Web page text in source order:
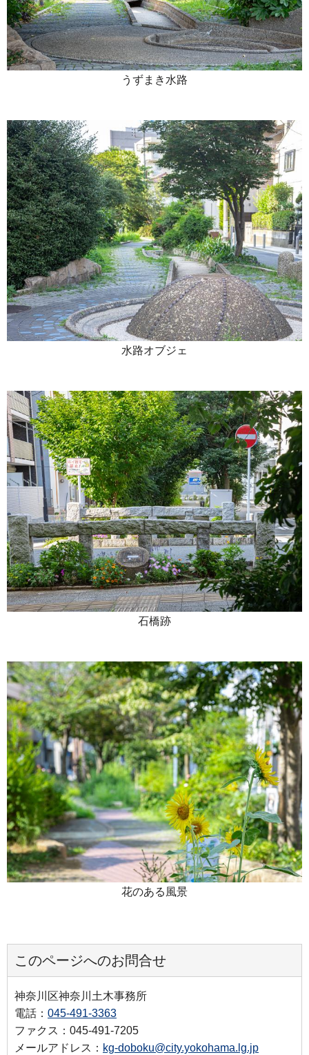
うずまき水路
水路オブジェ
石橋跡
花のある風景
このページへのお問合せ
神奈川区神奈川土木事務所
電話： 045-491-3363
ファクス：045-491-7205
メールアドレス： kg-doboku@city.yokohama.lg.jp